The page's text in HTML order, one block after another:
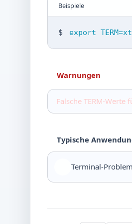
Beispiele
$ export
Warnungen
Falsche TERM-
Typische
Terminal-